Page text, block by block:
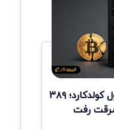
موج چهارم حمله به کیف پول کولدکارد؛ ۳۸۹
رفت